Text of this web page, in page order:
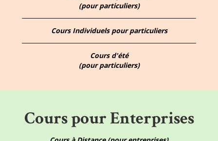
(pour particuliers)
Cours Individuels pour particuliers
Cours d'été
(pour particuliers)
Cours pour Enterprises